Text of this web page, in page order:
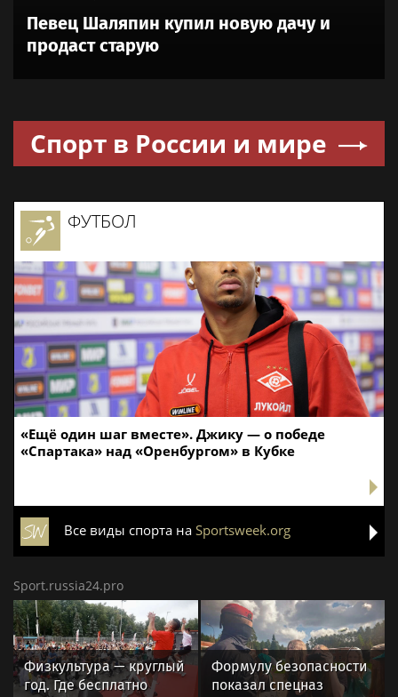
Певец Шаляпин купил новую дачу и
продаст старую
Спорт в России и мире
«Ещё один шаг вместе». Джику — о победе
«Спартака» над «Оренбургом» в Кубке
ФУТБОЛ
Все виды спорта на Sportsweek.org
Sport.russia24.pro
Физкультура — круглый
год. Где бесплатно
Формулу безопасности
показал спецназ